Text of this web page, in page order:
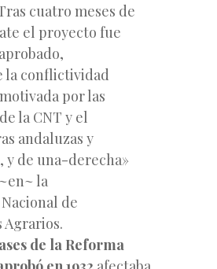
cuatro meses de
el proyecto fue
la conflictividad
por las
la CNT y el
andaluzas y
y de una-derecha»
la
de
de la Reforma